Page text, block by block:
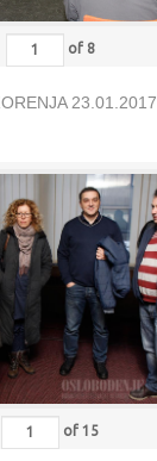
of 8
23.01.2017.
of 15